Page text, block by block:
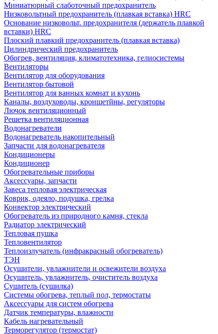
Миниатюрный слаботочный предохранитель
Низковольтный предохранитель (плавкая вставка) HRC
Основание низковольт. предохранителя (держатель плавкой
вставки) HRC
Плоский плавкий предохранитель (плавкая вставка)
Цилиндрический предохранитель
Обогрев, вентиляция, климатотехника, гелиосистемы
Вентиляторы
Вентилятор для оборудования
Вентилятор бытовой
Вентилятор для ванных комнат и кухонь
Каналы, воздуховоды, кроншетйны, регуляторы
Лючок вентиляционный
Решетка вентиляционная
Водонагреватели
Водонагреватель накопительный
Запчасти для водонагревателя
Кондиционеры
Кондиционер
Обогревательные приборы
Аксессуары, запчасти
Завеса тепловая электрическая
Коврик, одеяло, подушка, грелка
Конвектор электрический
Обогреватель из природного камня, стекла
Радиатор электрический
Тепловая пушка
Тепловентилятор
Теплоизлучатель (инфракрасный обогреватель)
ТЭН
Осушители, увлажнители и освежители воздуха
Осушитель, увлажнитель, очиститель воздуха
Сушитель (сушилка)
Системы обогрева, теплый пол, термостаты
Аксессуары для систем обогрева
Датчик температуры, влажности
Кабель нагревательный
Терморегулятор (термостат)